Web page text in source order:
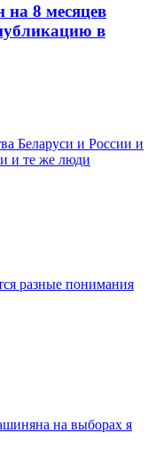
8 месяцев
в
Беларуси и России и
и те же люди
разные понимания
на выборах я